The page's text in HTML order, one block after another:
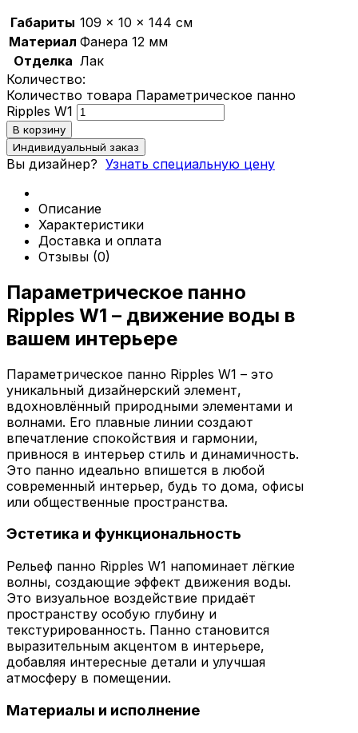
© 2026 | iParametric - Все права защищены.
Политика конфиденциальности
0
Обзор корзины
В корзине нет товаров.
Габариты 109 × 10 × 144 см
Материал Фанера 12 мм
Отделка Лак
Количество:
Количество товара Параметрическое панно
Ripples W1
В корзину
Индивидуальный заказ
Вы дизайнер? Узнать специальную цену
Описание
Характеристики
Доставка и оплата
Отзывы (0)
Параметрическое панно
Ripples W1 – движение воды в
вашем интерьере
Параметрическое панно Ripples W1 – это
уникальный дизайнерский элемент,
вдохновлённый природными элементами и
волнами. Его плавные линии создают
впечатление спокойствия и гармонии,
привнося в интерьер стиль и динамичность.
Это панно идеально впишется в любой
современный интерьер, будь то дома, офисы
или общественные пространства.
Эстетика и функциональность
Рельеф панно Ripples W1 напоминает лёгкие
волны, создающие эффект движения воды.
Это визуальное воздействие придаёт
пространству особую глубину и
текстурированность. Панно становится
выразительным акцентом в интерьере,
добавляя интересные детали и улучшая
атмосферу в помещении.
Материалы и исполнение